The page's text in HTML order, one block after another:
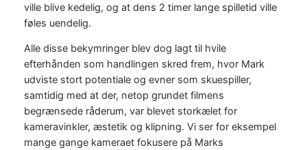
ville blive kedelig, og at dens 2 timer lange spilletid ville
føles uendelig.
Alle disse bekymringer blev dog lagt til hvile
efterhånden som handlingen skred frem, hvor Mark
udviste stort potentiale og evner som skuespiller,
samtidig med at der, netop grundet filmens
begrænsede råderum, var blevet storkælet for
kameravinkler, æstetik og klipning. Vi ser for eksempel
mange gange kameraet fokusere på Marks